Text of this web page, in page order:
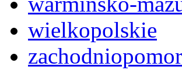
wielkopolskie